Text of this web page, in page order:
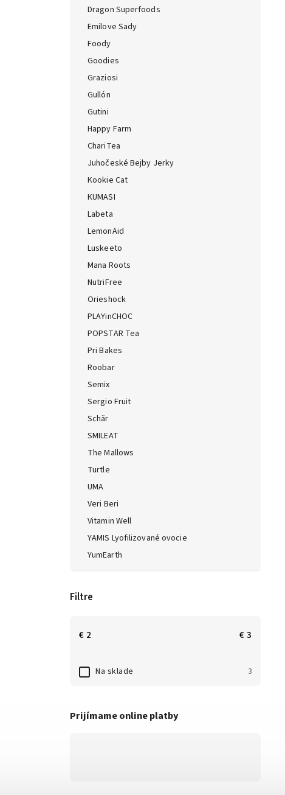
Dragon Superfoods
Emilove Sady
Foody
Goodies
Graziosi
Gullón
Gutini
Happy Farm
ChariTea
Juhočeské Bejby Jerky
Kookie Cat
KUMASI
Labeta
LemonAid
Luskeeto
Mana Roots
NutriFree
Orieshock
PLAYinCHOC
POPSTAR Tea
Pri Bakes
Roobar
Semix
Sergio Fruit
Schär
SMILEAT
The Mallows
Turtle
UMA
Veri Beri
Vitamin Well
YAMIS Lyofilizované ovocie
YumEarth
Filtre
€ 2 €3
Na sklade 3
Prijímame online platby